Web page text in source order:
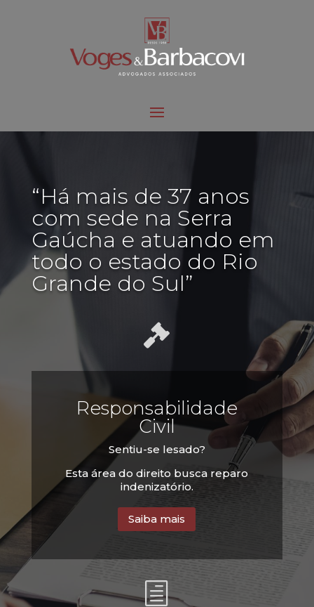
“Há mais de 37 anos
com sede na Serra
Gaúcha e atuando em
todo o estado do Rio
Grande do Sul”

Responsabilidade
Civil
Sentiu-se lesado?
Esta área do direito busca reparo
indenizatório.
Saiba mais
h